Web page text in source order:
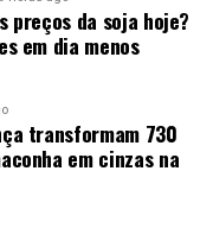
positivos e riscos
e demanda
otimismo. De outro,
cautela dos
preços da soja hoje?
em dia menos
transformam 730
em cinzas na